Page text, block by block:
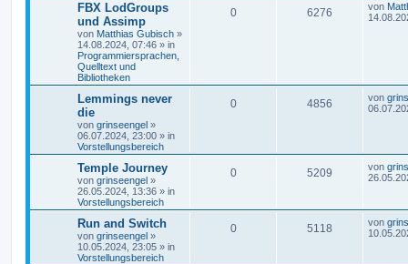
FBX LodGroups
und Assimp
von Matthias Gubisch »
14.08.2024, 07:46 » in
Programmiersprachen,
Quelltext und
Bibliotheken
0 6276 von
Lemmings never
die
von grinseengel »
06.07.2024, 23:00 » in
Vorstellungsbereich
0 4856 von
Temple Journey
von grinseengel »
26.05.2024, 13:36 » in
Vorstellungsbereich
0 5209 von
Run and Switch
von grinseengel »
10.05.2024, 23:05 » in
Vorstellungsbereich
0 5118 von